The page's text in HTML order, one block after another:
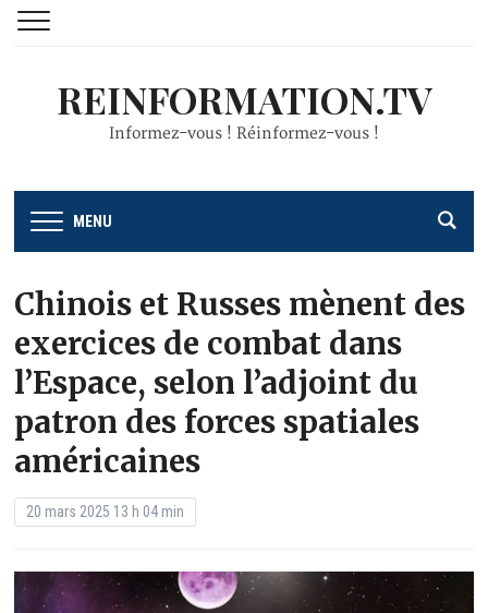
REINFORMATION.TV
Informez-vous ! Réinformez-vous !
MENU
Chinois et Russes mènent des
exercices de combat dans
l’Espace, selon l’adjoint du
patron des forces spatiales
américaines
20 mars 2025 13 h 04 min